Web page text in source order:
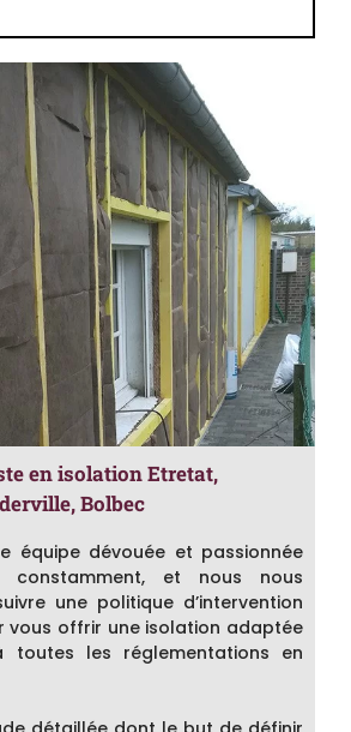
en isolation Etretat,
Bolbec
équipe dévouée et passionnée
et nous nous
une politique d’intervention
vous offrir une isolation adaptée
toutes les réglementations en